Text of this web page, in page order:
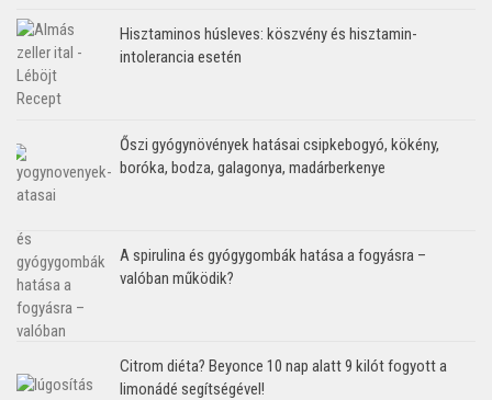
Hisztaminos húsleves: köszvény és hisztamin-
intolerancia esetén
Őszi gyógynövények hatásai csipkebogyó, kökény,
boróka, bodza, galagonya, madárberkenye
A spirulina és gyógygombák hatása a fogyásra –
valóban működik?
Citrom diéta? Beyonce 10 nap alatt 9 kilót fogyott a
limonádé segítségével!